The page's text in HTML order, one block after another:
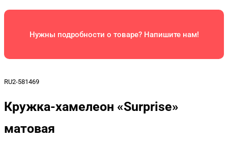
Нужны подробности о товаре? Напишите нам!
RU2-581469
Кружка-хамелеон «Surprise»
матовая